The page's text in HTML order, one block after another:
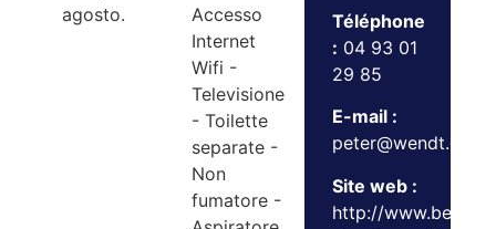
agosto.
Accesso
Internet
Wifi -
Televisione
- Toilette
separate -
Non
fumatore -
Téléphone
: 04 93 01
29 85
E-mail :
peter@wendt.dk
Site web :
http://